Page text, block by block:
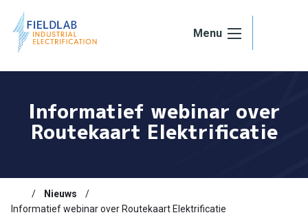
Menu
Informatief webinar over
Routekaart Elektrificatie
Nieuws
Informatief webinar over Routekaart Elektrificatie